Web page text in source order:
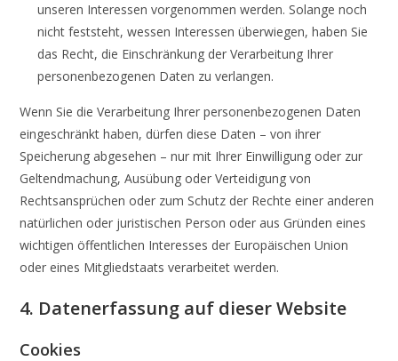
unseren Interessen vorgenommen werden. Solange noch
nicht feststeht, wessen Interessen überwiegen, haben Sie
das Recht, die Einschränkung der Verarbeitung Ihrer
personenbezogenen Daten zu verlangen.
Wenn Sie die Verarbeitung Ihrer personenbezogenen Daten
eingeschränkt haben, dürfen diese Daten – von ihrer
Speicherung abgesehen – nur mit Ihrer Einwilligung oder zur
Geltendmachung, Ausübung oder Verteidigung von
Rechtsansprüchen oder zum Schutz der Rechte einer anderen
natürlichen oder juristischen Person oder aus Gründen eines
wichtigen öffentlichen Interesses der Europäischen Union
oder eines Mitgliedstaats verarbeitet werden.
4. Datenerfassung auf dieser Website
Cookies